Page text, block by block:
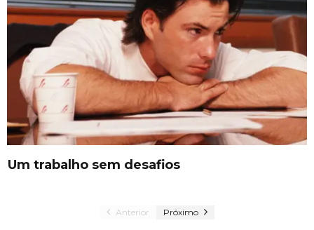
Um trabalho sem desafios
Anterior Próximo